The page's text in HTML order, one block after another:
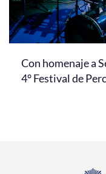
Con homenaje a
4° Festival de